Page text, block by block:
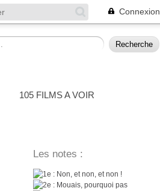
Connexion
105 FILMS A VOIR
Les notes :
: Non, et non, et non !
: Mouais, pourquoi pas